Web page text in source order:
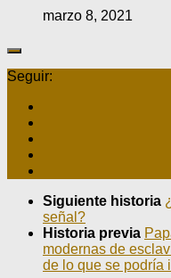
marzo 8, 2021
Seguir:
Siguiente historia
señal?
Historia previa
modernas de
de lo que se podría